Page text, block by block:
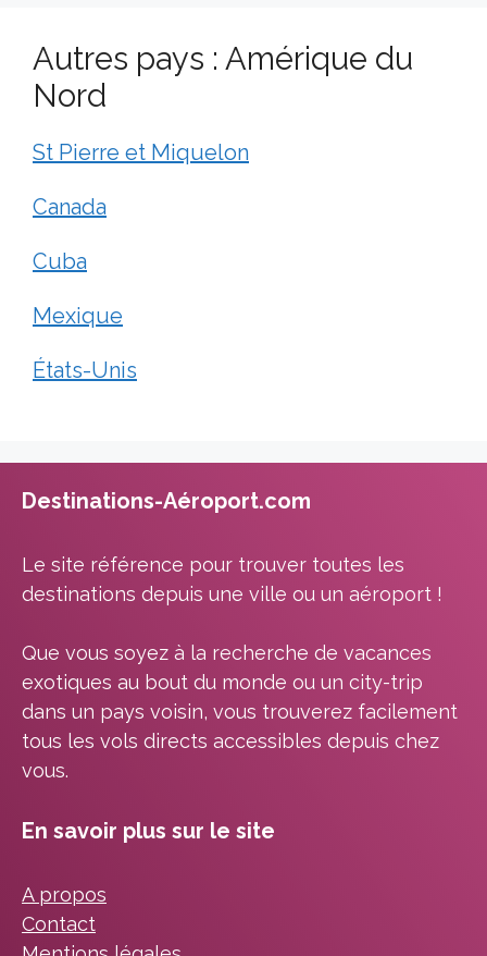
Autres pays : Amérique du
Nord
St Pierre et Miquelon
Canada
Cuba
Mexique
États-Unis
Destinations-Aéroport.com
Le site référence pour trouver toutes les
destinations depuis une ville ou un aéroport !
Que vous soyez à la recherche de vacances
exotiques au bout du monde ou un city-trip
dans un pays voisin, vous trouverez facilement
tous les vols directs accessibles depuis chez
vous.
En savoir plus sur le site
A propos
Contact